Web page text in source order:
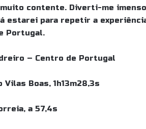
contente. Diverti-me
estarei para repetir a
Portugal.
– Centro de Portugal
Vilas Boas, 1h13m28,3s
a 57,4s